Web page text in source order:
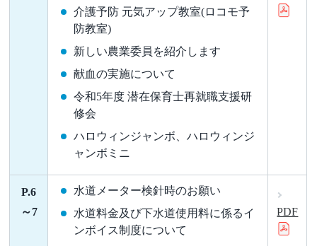
介護予防 元気アップ教室(ロコモ予
防教室)
新しい農業委員を紹介します
献血の実施について
令和5年度 潜在保育士再就職支援研
修会
ハロウィンジャンボ、ハロウィンジ
ャンボミニ
P.6
～7
水道メーター検針時のお願い
水道料金及び下水道使用料に係るイ
ンボイス制度について
PDF